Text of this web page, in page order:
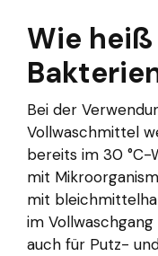
Wie
Bei der
Vollwaschmittel
bereits im 30 °C-
mit
mit
im
auch für Putz-